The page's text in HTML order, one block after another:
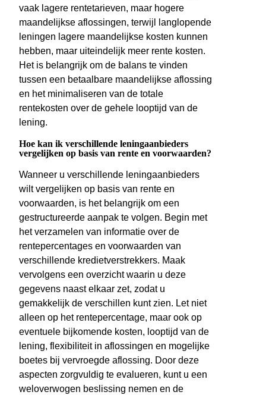
vaak lagere rentetarieven, maar hogere
maandelijkse aflossingen, terwijl langlopende
leningen lagere maandelijkse kosten kunnen
hebben, maar uiteindelijk meer rente kosten.
Het is belangrijk om de balans te vinden
tussen een betaalbare maandelijkse aflossing
en het minimaliseren van de totale
rentekosten over de gehele looptijd van de
lening.
Hoe kan ik verschillende leningaanbieders
vergelijken op basis van rente en voorwaarden?
Wanneer u verschillende leningaanbieders
wilt vergelijken op basis van rente en
voorwaarden, is het belangrijk om een
gestructureerde aanpak te volgen. Begin met
het verzamelen van informatie over de
rentepercentages en voorwaarden van
verschillende kredietverstrekkers. Maak
vervolgens een overzicht waarin u deze
gegevens naast elkaar zet, zodat u
gemakkelijk de verschillen kunt zien. Let niet
alleen op het rentepercentage, maar ook op
eventuele bijkomende kosten, looptijd van de
lening, flexibiliteit in aflossingen en mogelijke
boetes bij vervroegde aflossing. Door deze
aspecten zorgvuldig te evalueren, kunt u een
weloverwogen beslissing nemen en de